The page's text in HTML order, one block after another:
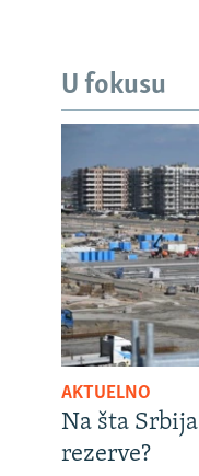
U fokusu
AKTUELNO
Na šta
rezerve?